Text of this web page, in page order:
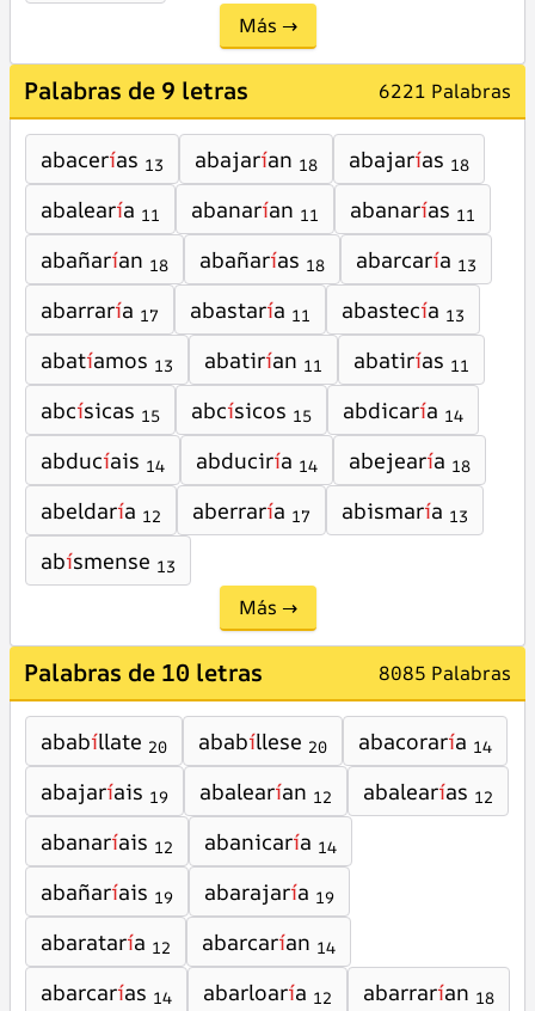
Más →
Palabras de 9 letras 6221 Palabras
abacerías 13 abajarían 18 abajarías 18
abalearía 11 abanarían 11 abanarías 11
abañarían 18 abañarías 18 abarcaría 13
abarraría 17 abastaría 11 abastecía 13
abatíamos 13 abatirían 11 abatirías 11
abcísicas 15 abcísicos 15 abdicaría 14
abducíais 14 abduciría 14 abejearía 18
abeldaría 12 aberraría 17 abismaría 13
abísmense 13
Más →
Palabras de 10 letras 8085 Palabras
ababíllate 20 ababíllese 20 abacoraría 14
abajaríais 19 abalearían 12 abalearías 12
abanaríais 12 abanicaría 14
abañaríais 19 abarajaría 19
abarataría 12 abarcarían 14
abarcarías 14 abarloaría 12 abarrarían 18